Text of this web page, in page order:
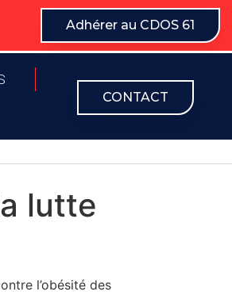
Adhérer au CDOS 61
CONTACT
lutte
l’obésité des